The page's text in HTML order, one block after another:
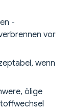
-
vor
wenn
ölige